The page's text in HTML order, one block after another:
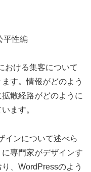
平性編
おける集客について
す。情報がどのよう
散経路がどのように
ます。
インについて述べら
専門家がデザインす
、WordPressのよう